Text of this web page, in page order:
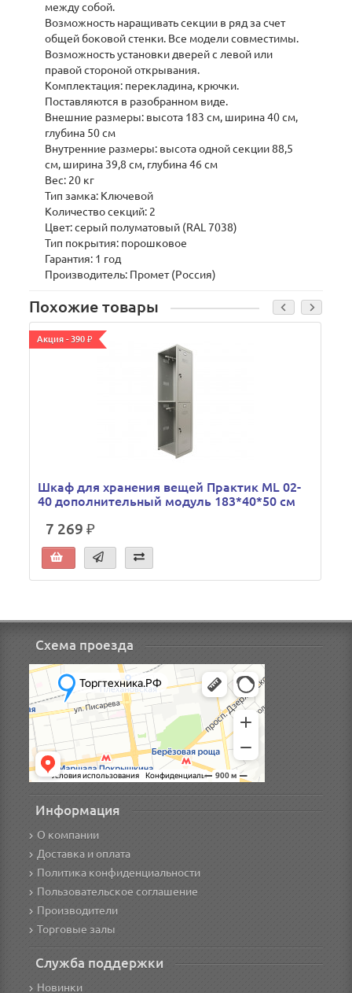
между собой.
Возможность наращивать секции в ряд за счет
общей боковой стенки. Все модели совместимы.
Возможность установки дверей с левой или
правой стороной открывания.
Комплектация: перекладина, крючки.
Поставляются в разобранном виде.
Внешние размеры: высота 183 см, ширина 40 см,
глубина 50 см
Внутренние размеры: высота одной секции 88,5
см, ширина 39,8 см, глубина 46 см
Вес: 20 кг
Тип замка: Ключевой
Количество секций: 2
Цвет: серый полуматовый (RAL 7038)
Тип покрытия: порошковое
Гарантия: 1 год
Производитель: Промет (Россия)
Похожие товары
Акция - 390 ₽
Шкаф для хранения вещей Практик ML 02-
40 дополнительный модуль 183*40*50 см
7 269 ₽
Схема проезда
Информация
О компании
Доставка и оплата
Политика конфиденциальности
Пользовательское соглашение
Производители
Торговые залы
Служба поддержки
Новинки